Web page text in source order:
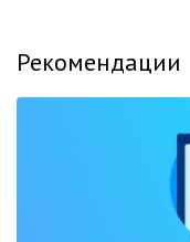
Рекомендации